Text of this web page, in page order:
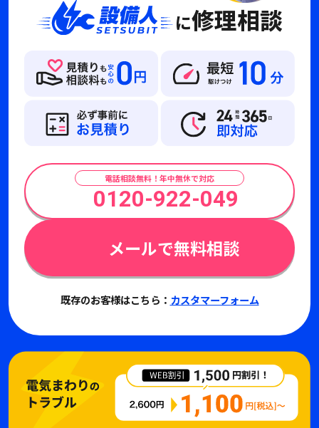
に修理相談
電話相談無料！年中無休で対応
0120-922-049
メールで無料相談
既存のお客様はこちら： カスタマーフォーム